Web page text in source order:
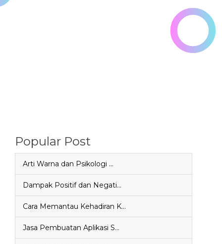
Popular Post
Arti Warna dan Psikologi …
Dampak Positif dan Negati…
Cara Memantau Kehadiran K…
Jasa Pembuatan Aplikasi S…